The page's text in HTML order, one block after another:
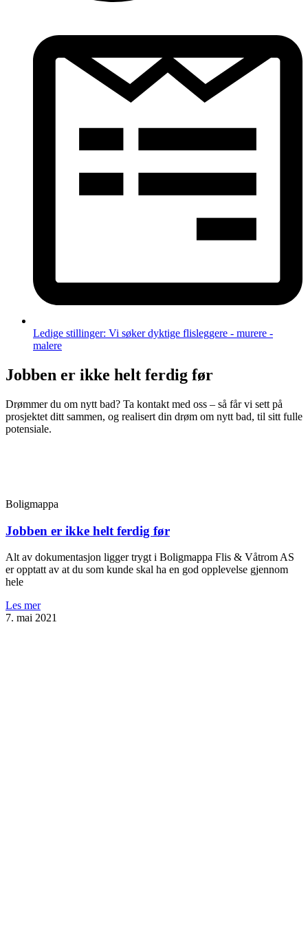
Ledige stillinger: Vi søker dyktige flisleggere - murere -
malere​
Jobben er ikke helt ferdig før
Drømmer du om nytt bad? Ta kontakt med oss – så får vi sett på
prosjektet ditt sammen, og realisert din drøm om nytt bad, til sitt fulle
potensiale.
Boligmappa
Jobben er ikke helt ferdig før
Alt av dokumentasjon ligger trygt i Boligmappa Flis & Våtrom AS
er opptatt av at du som kunde skal ha en god opplevelse gjennom
hele
Les mer
7. mai 2021